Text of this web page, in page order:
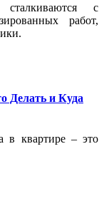
с
работ,
Делать и Куда
в квартире – это